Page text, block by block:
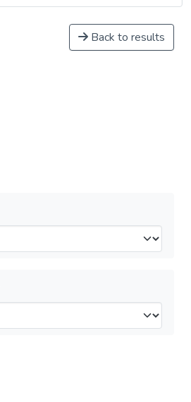
Back to results